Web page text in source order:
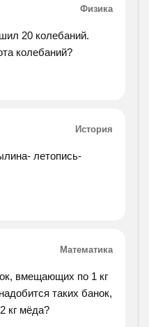
Физика
20 колебаний.
колебаний?
История
летопись-
Математика
вмещающих по 1 кг
таких банок,
кг мёда?